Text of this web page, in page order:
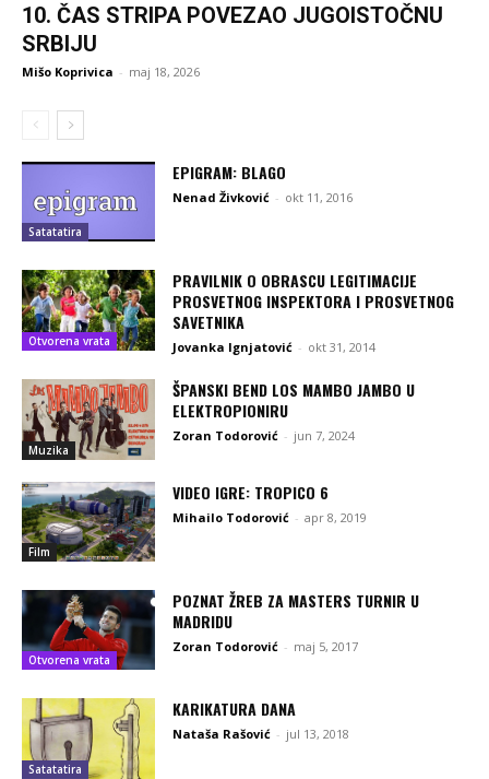
10. ČAS STRIPA POVEZAO JUGOISTOČNU
SRBIJU
Mišo Koprivica - maj 18, 2026
Satatatira
EPIGRAM: BLAGO
Nenad Živković - okt 11, 2016
Otvorena vrata
PRAVILNIK O OBRASCU LEGITIMACIJE
PROSVETNOG INSPEKTORA I PROSVETNOG
SAVETNIKA
Jovanka Ignjatović - okt 31, 2014
Muzika
ŠPANSKI BEND LOS MAMBO JAMBO U
ELEKTROPIONIRU
Zoran Todorović - jun 7, 2024
Film
VIDEO IGRE: TROPICO 6
Mihailo Todorović - apr 8, 2019
Otvorena vrata
POZNAT ŽREB ZA MASTERS TURNIR U
MADRIDU
Zoran Todorović - maj 5, 2017
Satatatira
KARIKATURA DANA
Nataša Rašović - jul 13, 2018